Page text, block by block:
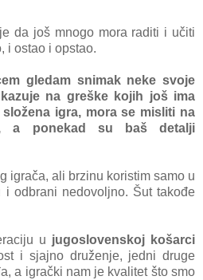
da još mnogo mora raditi i učiti
i ostao i opstao.
gledam snimak neke svoje
na greške kojih još ima
igra, mora se misliti na
a ponekad su baš detalji
igrača, ali brzinu koristim samo u
i odbrani nedovoljno. Šut takođe
u jugoslovenskoj košarci
i sjajno druženje, jedni druge
a igrački nam je kvalitet što smo